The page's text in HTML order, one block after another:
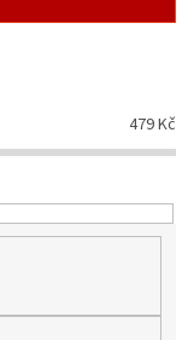
479Kč